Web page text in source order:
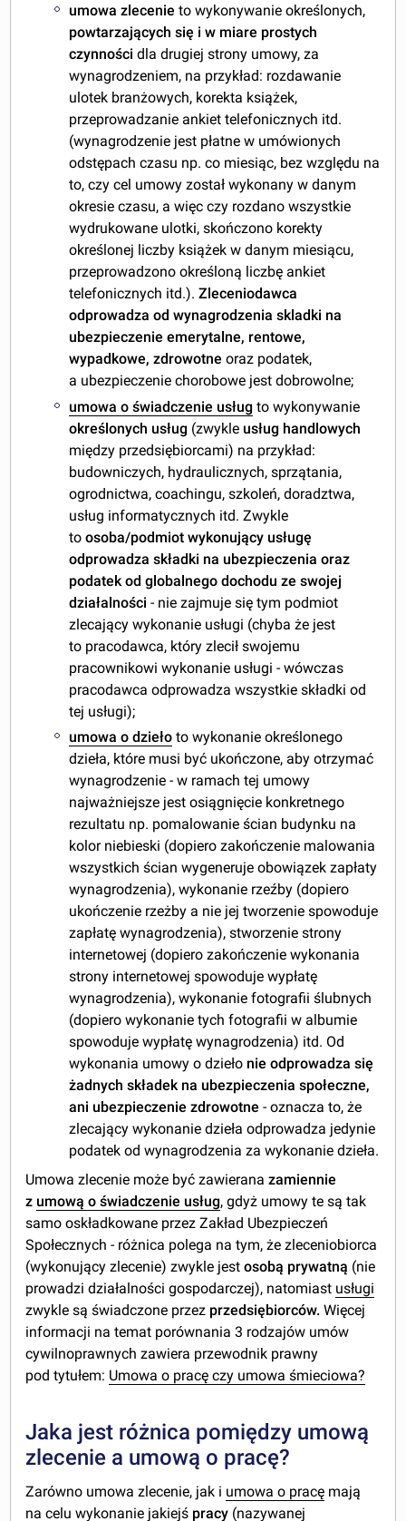
umowa zlecenieto wykonywanie określonych,
powtarzających się i w miare prostych
czynnościdla drugiej strony umowy, za
wynagrodzeniem, na przykład: rozdawanie
ulotek branżowych, korekta książek,
przeprowadzanie ankiet telefonicznych itd.
(wynagrodzenie jest płatne w umówionych
odstępach czasu np. co miesiąc, bez względu na
to, czy cel umowy został wykonany w danym
okresie czasu, a więc czy rozdano wszystkie
wydrukowane ulotki, skończono korekty
określonej liczby książek w danym miesiącu,
przeprowadzono określoną liczbę ankiet
telefonicznych itd.).Zleceniodawca
odprowadza od wynagrodzenia skladki na
ubezpieczenie emerytalne, rentowe,
wypadkowe, zdrowotne oraz podatek,
a ubezpieczenie chorobowe jest dobrowolne;
umowa o świadczenie usług to wykonywanie
określonych usług (zwykle usług handlowych
między przedsiębiorcami) na przykład:
budowniczych, hydraulicznych, sprzątania,
ogrodnictwa, coachingu, szkoleń, doradztwa,
usług informatycznych itd. Zwykle
toosoba/podmiot wykonujący usługę
odprowadza składki na ubezpieczenia oraz
podatek od globalnego dochodu ze swojej
działalności- nie zajmuje się tym podmiot
zlecający wykonanie usługi (chyba że jest
to pracodawca, który zlecił swojemu
pracownikowi wykonanie usługi - wówczas
pracodawca odprowadza wszystkie składki od
tej usługi);
umowa o dzieło to wykonanie określonego
dzieła, które musi być ukończone, aby otrzymać
wynagrodzenie - w ramach tej umowy
najważniejsze jest osiągnięcie konkretnego
rezultatu np. pomalowanie ścian budynku na
kolor niebieski (dopiero zakończenie malowania
wszystkich ścian wygeneruje obowiązek zapłaty
wynagrodzenia), wykonanie rzeźby (dopiero
ukończenie rzeżby a nie jej tworzenie spowoduje
zapłatę wynagrodzenia), stworzenie strony
internetowej (dopiero zakończenie wykonania
strony internetowej spowoduje wypłatę
wynagrodzenia), wykonanie fotografii ślubnych
(dopiero wykonanie tych fotografii w albumie
spowoduje wypłatę wynagrodzenia) itd. Od
wykonania umowy o dzieło nie odprowadza się
żadnych składek na ubezpieczenia społeczne,
ani ubezpieczenie zdrowotne- oznacza to, że
zlecający wykonanie dzieła odprowadza jedynie
podatek od wynagrodzenia za wykonanie dzieła.
Umowa zlecenie może być zawieranazamiennie
z umową o świadczenie usług, gdyż umowy te są tak
samo oskładkowane przez Zakład Ubezpieczeń
Społecznych - różnica polega na tym, że zleceniobiorca
(wykonujący zlecenie) zwykle jestosobą prywatną (nie
prowadzi działalności gospodarczej), natomiast usługi
zwykle są świadczone przez przedsiębiorców. Więcej
informacji na temat porównania 3 rodzajów umów
cywilnoprawnych zawiera przewodnik prawny
pod tytułem: Umowa o pracę czy umowa śmieciowa?
Jaka jest różnica pomiędzy umową
zlecenie a umową o pracę?
Zarówno umowa zlecenie, jak i umowa o pracę mają
na celu wykonanie jakiejś pracy (nazywanej